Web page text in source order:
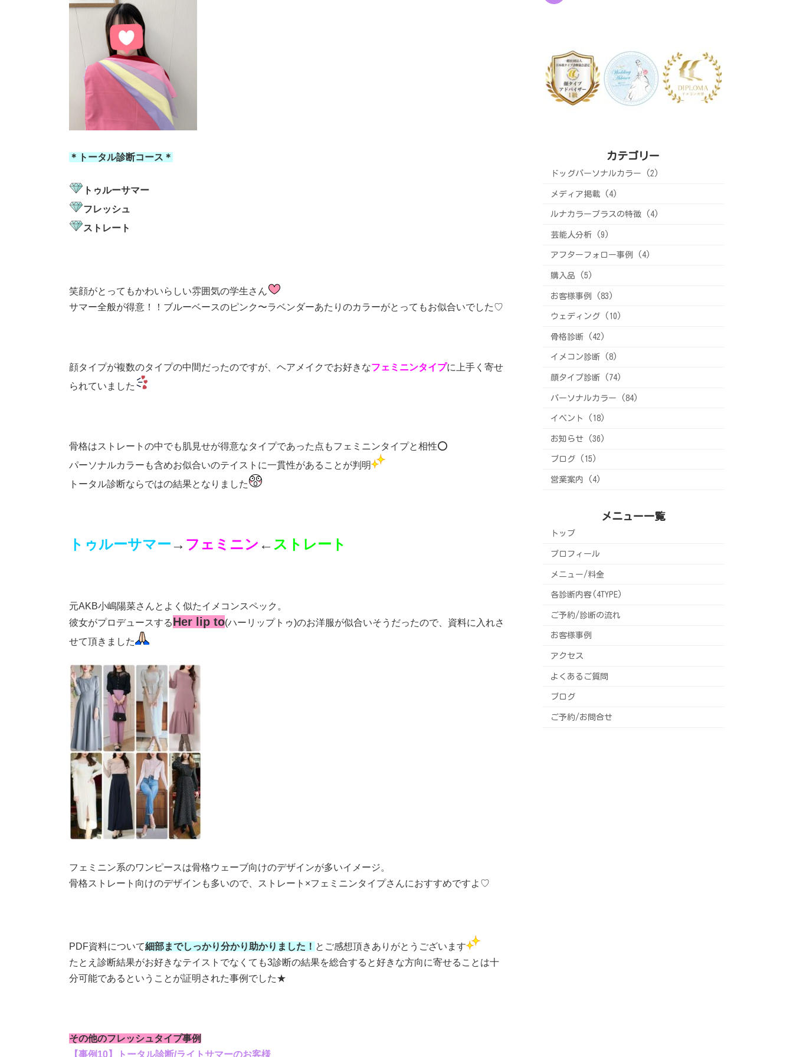
＊トータル診断コース＊
トゥルーサマー
フレッシュ
ストレート
笑顔がとってもかわいらしい雰囲気の学生さん
サマー全般が得意！！ブルーベースのピンク〜ラベンダーあたりのカラーがとってもお似合いでした♡
顔タイプが複数のタイプの中間だったのですが、ヘアメイクでお好きなフェミニンタイプに上手く寄せ
られていました
骨格はストレートの中でも肌見せが得意なタイプであった点もフェミニンタイプと相性⭕️
パーソナルカラーも含めお似合いのテイストに一貫性があることが判明
トータル診断ならではの結果となりました
トゥルーサマー → フェミニン ← ストレート
元AKB小嶋陽菜さんとよく似たイメコンスペック。
彼女がプロデュースするHer lip to(ハーリップトゥ)のお洋服が似合いそうだったので、資料に入れさ
せて頂きました
フェミニン系のワンピースは骨格ウェーブ向けのデザインが多いイメージ。
骨格ストレート向けのデザインも多いので、ストレート×フェミニンタイプさんにおすすめですよ♡
PDF資料について細部までしっかり分かり助かりました！ とご感想頂きありがとうございます
たとえ診断結果がお好きなテイストでなくても3診断の結果を総合すると好きな方向に寄せることは十
分可能であるということが証明された事例でした★
その他のフレッシュタイプ事例
【事例10】トータル診断/ライトサマーのお客様
カテゴリー
ドッグパーソナルカラー (2)
メディア掲載 (4)
ルナカラープラスの特徴 (4)
芸能人分析 (9)
アフターフォロー事例 (4)
購入品 (5)
お客様事例 (83)
ウェディング (10)
骨格診断 (42)
イメコン診断 (8)
顔タイプ診断 (74)
パーソナルカラー (84)
イベント (18)
お知らせ (36)
ブログ (15)
営業案内 (4)
メニュー一覧
トップ
プロフィール
メニュー/料金
各診断内容(4TYPE)
ご予約/診断の流れ
お客様事例
アクセス
よくあるご質問
ブログ
ご予約/お問合せ